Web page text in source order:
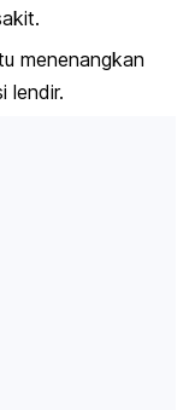
menenangkan
lendir.